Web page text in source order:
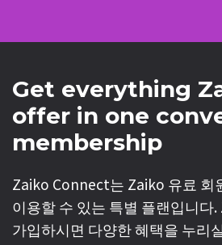
Get everything
offer in one
membership
Zaiko Connect는 Zaiko 유료 회
이용할 수 있는 특별 플랜입니다
가입하시면 다양한 혜택을 누리